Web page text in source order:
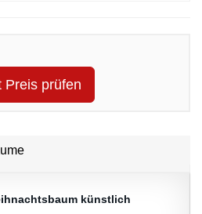
Preis prüfen
künstlich